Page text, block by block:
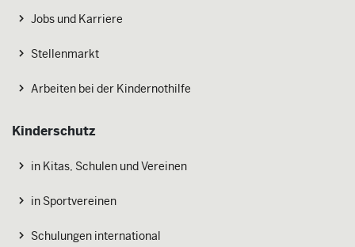
Jobs und Karriere
Stellenmarkt
Arbeiten bei der Kindernothilfe
Kinderschutz
in Kitas, Schulen und Vereinen
in Sportvereinen
Schulungen international